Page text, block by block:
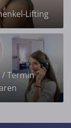
Lifting
/ Termin